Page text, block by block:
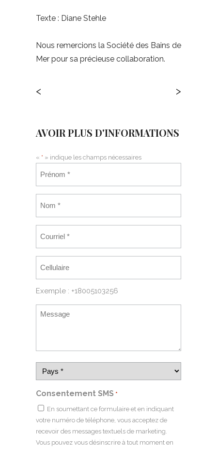
Texte : Diane Stehle
Nous remercions la Société des Bains de
Mer pour sa précieuse collaboration.
< >
AVOIR PLUS D'INFORMATIONS
« * » indique les champs nécessaires
Exemple : +18005103256
Consentement SMS *
En soumettant ce formulaire et en indiquant
votre numéro de téléphone, vous acceptez de
recevoir des messages textuels de marketing.
Vous pouvez vous désinscrire à tout moment en